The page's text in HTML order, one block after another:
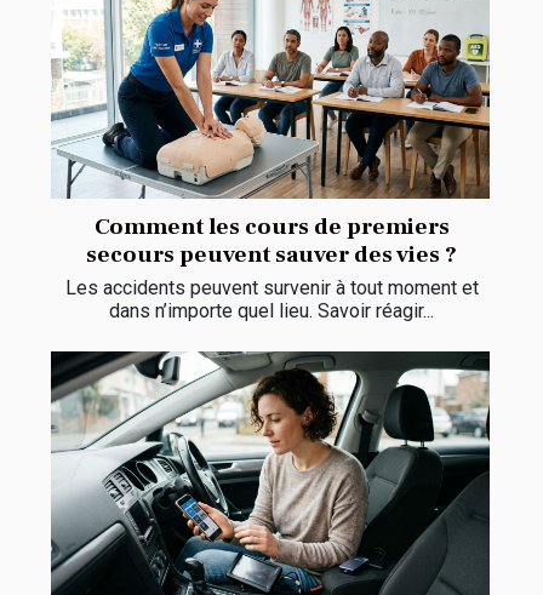
Comment les cours de premiers
secours peuvent sauver des vies ?
Les accidents peuvent survenir à tout moment et
dans n’importe quel lieu. Savoir réagir...